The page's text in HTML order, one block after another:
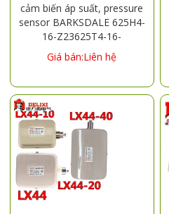
cảm biến áp suất, pressure
sensor BARKSDALE 625H4-
16-Z23625T4-16-
Z23627H4-16-Z23627T4-
16-Z23
Giá bán:Liên hệ